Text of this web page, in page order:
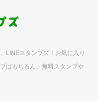
LINEスタンプズ！お気に入り
はもちろん、無料スタンプや